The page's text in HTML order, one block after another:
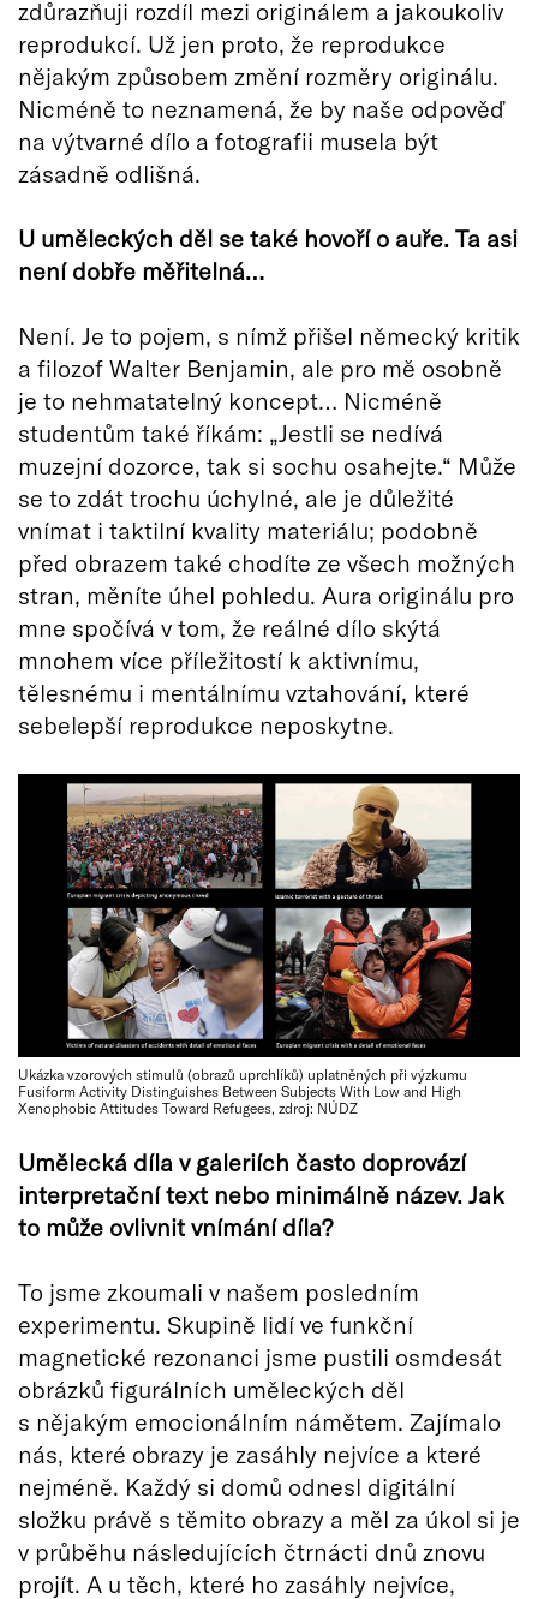
zdůrazňuji rozdíl mezi originálem a jakoukoliv
reprodukcí. Už jen proto, že reprodukce
nějakým způsobem změní rozměry originálu.
Nicméně to neznamená, že by naše odpověď
na výtvarné dílo a fotografii musela být
zásadně odlišná.
U uměleckých děl se také hovoří o auře. Ta asi
není dobře měřitelná…
Není. Je to pojem, s nímž přišel německý kritik
a filozof Walter Benjamin, ale pro mě osobně
je to nehmatatelný koncept… Nicméně
studentům také říkám: „Jestli se nedívá
muzejní dozorce, tak si sochu osahejte.“ Může
se to zdát trochu úchylné, ale je důležité
vnímat i taktilní kvality materiálu; podobně
před obrazem také chodíte ze všech možných
stran, měníte úhel pohledu. Aura originálu pro
mne spočívá v tom, že reálné dílo skýtá
mnohem více příležitostí k aktivnímu,
tělesnému i mentálnímu vztahování, které
sebelepší reprodukce neposkytne.
Ukázka vzorových stimulů (obrazů uprchlíků) uplatněných při výzkumu
Fusiform Activity Distinguishes Between Subjects With Low and High
Xenophobic Attitudes Toward Refugees, zdroj: NÚDZ
Umělecká díla v galeriích často doprovází
interpretační text nebo minimálně název. Jak
to může ovlivnit vnímání díla?
To jsme zkoumali v našem posledním
experimentu. Skupině lidí ve funkční
magnetické rezonanci jsme pustili osmdesát
obrázků figurálních uměleckých děl
s nějakým emocionálním námětem. Zajímalo
nás, které obrazy je zasáhly nejvíce a které
nejméně. Každý si domů odnesl digitální
složku právě s těmito obrazy a měl za úkol si je
v průběhu následujících čtrnácti dnů znovu
projít. A u těch, které ho zasáhly nejvíce,